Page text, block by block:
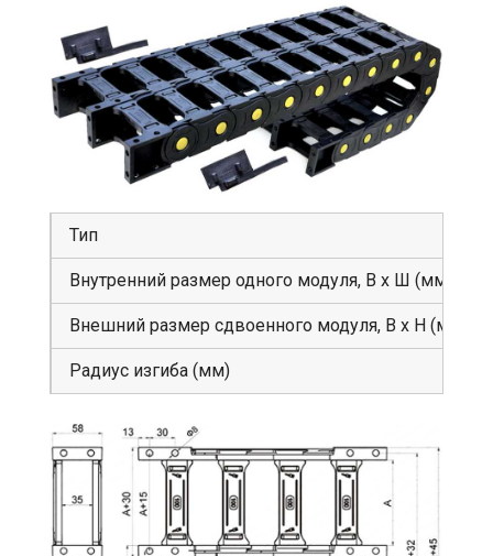
Тип
Внутренний размер одного модуля, В х Ш (мм)
Внешний размер сдвоенного модуля, В х Н (мм)
Радиус изгиба (мм)